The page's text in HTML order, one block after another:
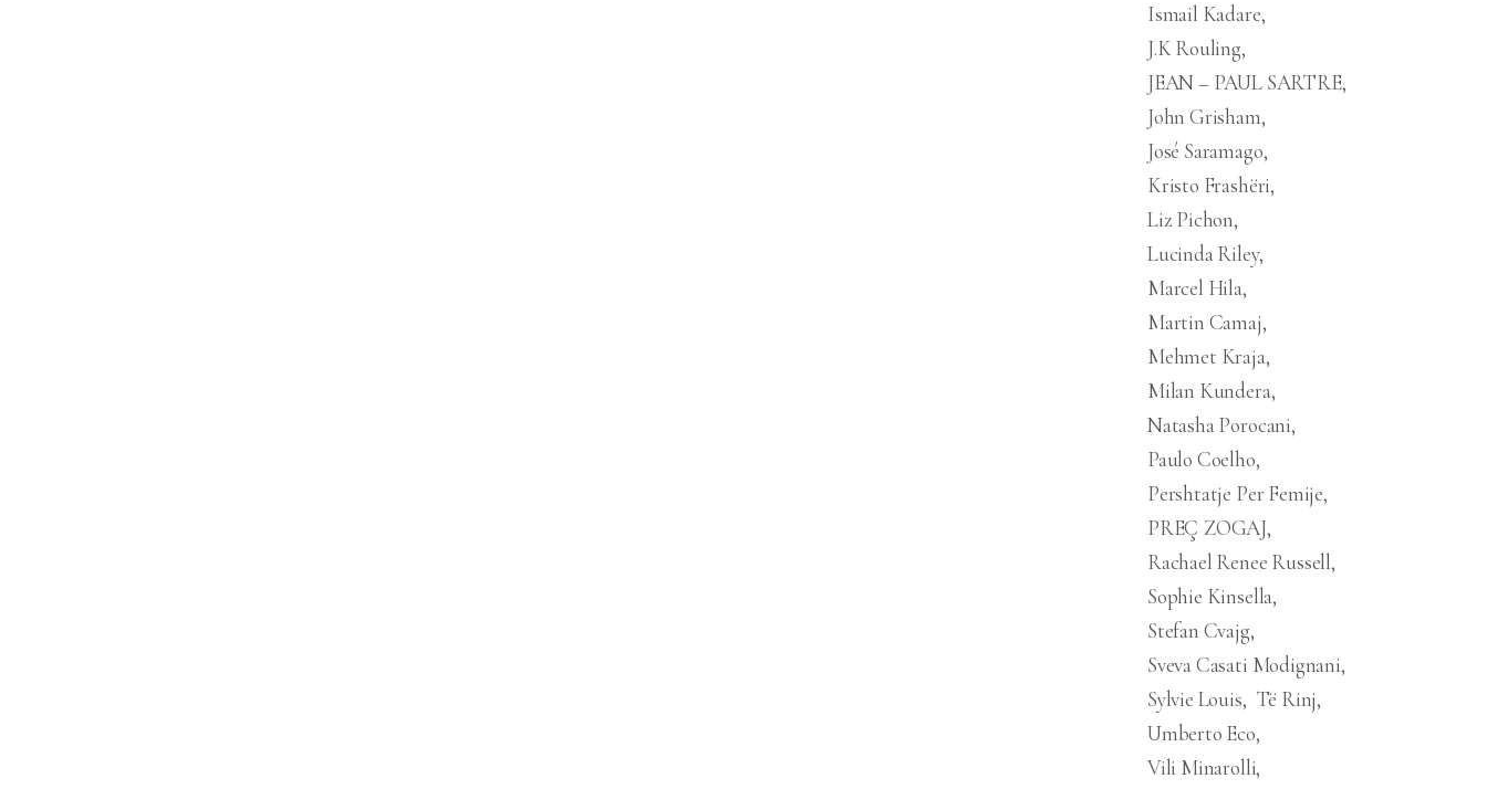
Ismail Kadare
J.K Rouling
JEAN – PAUL SARTRE
John Grisham
José Saramago
Kristo Frashëri
Liz Pichon
Lucinda Riley
Marcel Hila
Martin Camaj
Mehmet Kraja
Milan Kundera
Natasha Porocani
Paulo Coelho
Pershtatje Per Femije
PREÇ ZOGAJ
Rachael Renee Russell
Sophie Kinsella
Stefan Cvajg
Sveva Casati Modignani
Sylvie Louis
Të Rinj
Umberto Eco
Vili Minarolli